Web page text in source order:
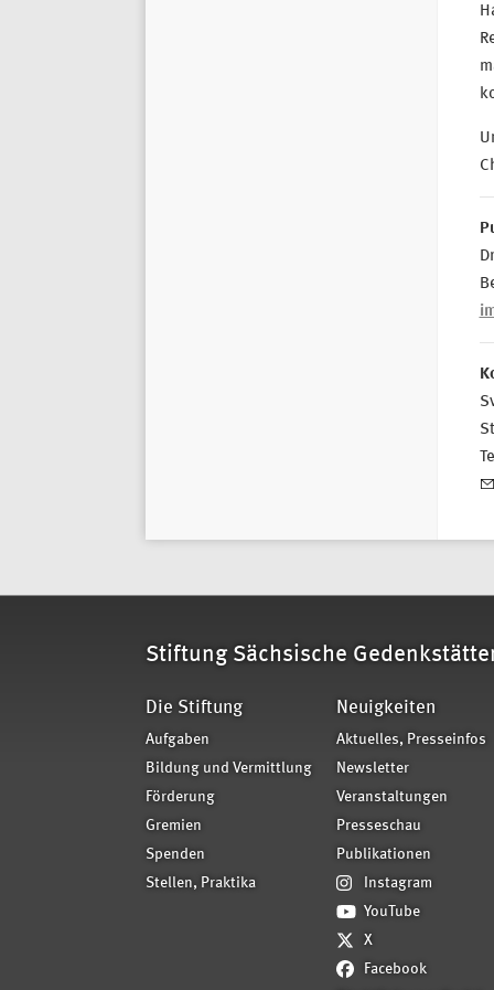
Stiftung Sächsische
Die Stiftung
Aufgaben
Bildung und Vermittlung
Förderung
Gremien
Spenden
Stellen, Praktika
Neuigkeiten
Aktuelles, Presseinfos
Newsletter
Veranstaltungen
Presseschau
Publikationen
Instagram
YouTube
X
Facebook